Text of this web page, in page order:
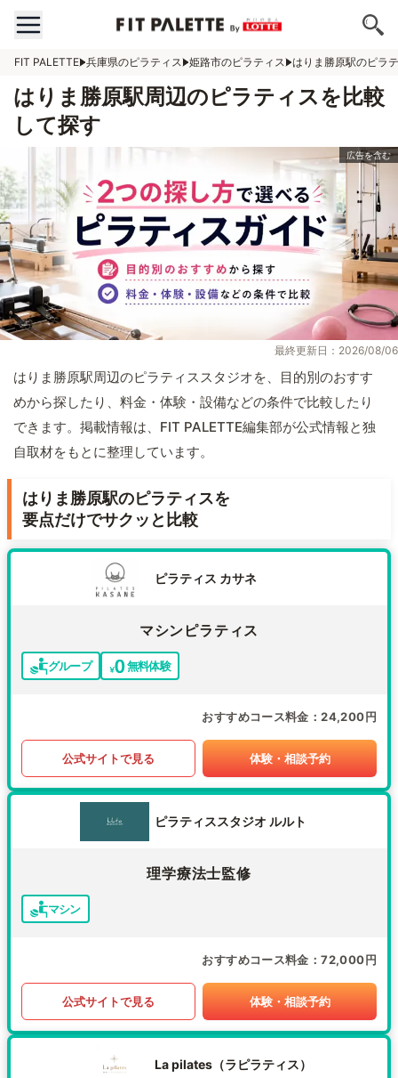
FIT PALETTE 兵庫県のピラティス 姫路市のピラティス はりま勝原駅のピラ
はりま勝原駅周辺のピラティスを比較
して探す
最終更新日：2026/08/06
はりま勝原駅周辺のピラティススタジオを、目的別のおすす
めから探したり、料金・体験・設備などの条件で比較したり
できます。掲載情報は、FIT PALETTE編集部が公式情報と独
自取材をもとに整理しています。
はりま勝原駅のピラティスを
要点だけでサクッと比較
ピラティス カサネ
マシンピラティス
グループ 無料体験
おすすめコース料金 24,200円
公式サイトで見る 体験・相談予約
ピラティススタジオ ルルト
理学療法士監修
マシン
おすすめコース料金 72,000円
公式サイトで見る 体験・相談予約
La pilates（ラピラティス）